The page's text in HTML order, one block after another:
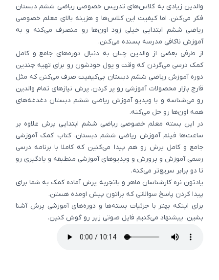
والدین زیادی به کلاس‌های تدریس خصوصی ریاضی ششم دبستان
فکر می‌کنن. اما کیفیت این کلاس‌ها و هزینه بالای معلم خصوصی
ریاضی ششم ابتدایی خیلی زود اون‌ها رو منصرف می‌کنه و به
آموزش ناکافی مدرسه بسنده می‌کنن.
از طرفی بعضی از والدین چنان به دنبال دوره‌های جامع و کامل
کمک درسی می‌گردن که وقت و پول خودشون رو برای تهیه چندین
دوره آموزش ریاضی ششم دبستان بی‌کیفیت صرف می‌کنن که مثل
قارچ بازار محصولات آموزشی رو پر کردن. پرش نیازهای تمام والدین
رو می‌شناسه و با ویدیو آموزش ریاضی ششم دبستان دغدغه‌های
همه اون‌ها رو حل می‌کنه.
در این بسته معلم خصوصی ریاضی ششم ابتدایی پرش علاوه بر
ساعت‌ها فیلم آموزش ریاضی ششم دبستان، کتاب کمک آموزشی
جامع و کامل پرش رو هم پیدا می‌کنین که کاملا با برنامه درسی
رسمی آموزش و پرورش و ویدیوهای آموزشی منطبقه و یادگیری رو
تا دو برابر سریع‌تر می‌کنه.
یادتون نره کارشناسان ماهر و باتجربه پرش آماده کمک به شما برای
پیدا کردن پاسخ سوالاتی که براتون پیش اومده هستن.
برای اینکه بهتر با جزئیات بسته‌ها و دوره‌های آموزشی پرش آشنا
بشین، پیشنهاد می‌کنیم فایل صوتی زیر رو گوش کنین.